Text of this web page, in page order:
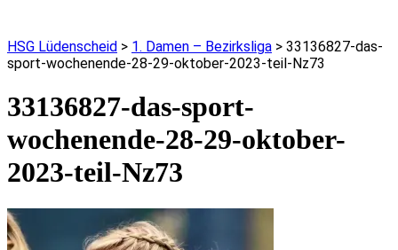
HSG Lüdenscheid > 1. Damen – Bezirksliga > 33136827-das-
sport-wochenende-28-29-oktober-2023-teil-Nz73
33136827-das-sport-
wochenende-28-29-oktober-
2023-teil-Nz73